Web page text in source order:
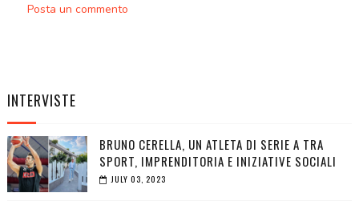
Posta un commento
INTERVISTE
BRUNO CERELLA, UN ATLETA DI SERIE A TRA
SPORT, IMPRENDITORIA E INIZIATIVE SOCIALI
JULY 03, 2023